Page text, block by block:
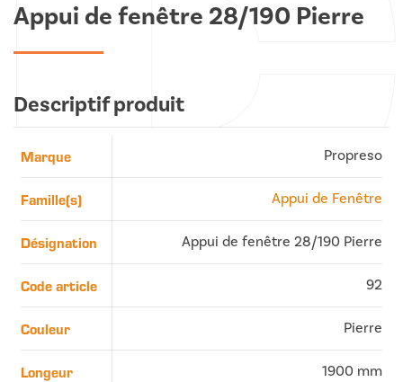
Appui de fenêtre 28/190 Pierre
Descriptif produit
Marque Propreso
Famille(s) Appui de Fenêtre
Désignation Appui de fenêtre 28/190 Pierre
Code article 92
Couleur Pierre
Longeur 1900 mm